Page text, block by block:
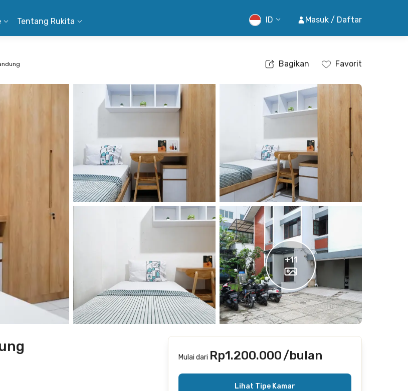
Tentang Rukita ID Masuk / Daftar
Bagikan Favorit
+11
Mulai dari Rp1.200.000/bulan
Lihat Tipe Kamar